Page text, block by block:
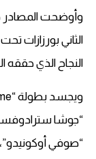
وأوضحت المصادر
الثاني بورزازات
النجاح الذي حققه
“جوشا
“صوفي